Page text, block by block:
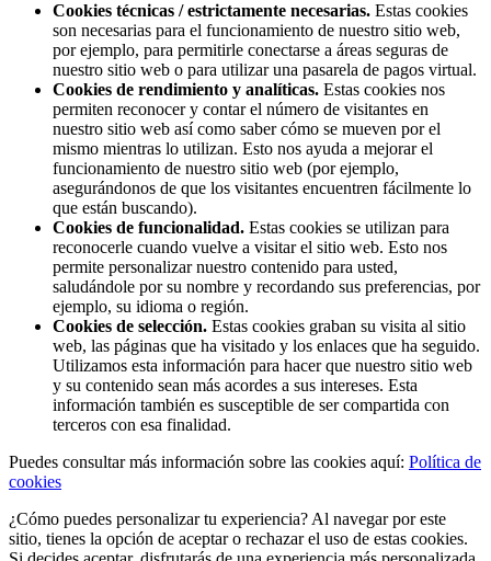
Cookies técnicas / estrictamente necesarias. Estas cookies
son necesarias para el funcionamiento de nuestro sitio web,
por ejemplo, para permitirle conectarse a áreas seguras de
nuestro sitio web o para utilizar una pasarela de pagos virtual.
Cookies de rendimiento y analíticas. Estas cookies nos
permiten reconocer y contar el número de visitantes en
nuestro sitio web así como saber cómo se mueven por el
mismo mientras lo utilizan. Esto nos ayuda a mejorar el
funcionamiento de nuestro sitio web (por ejemplo,
asegurándonos de que los visitantes encuentren fácilmente lo
que están buscando).
Cookies de funcionalidad. Estas cookies se utilizan para
reconocerle cuando vuelve a visitar el sitio web. Esto nos
permite personalizar nuestro contenido para usted,
saludándole por su nombre y recordando sus preferencias, por
ejemplo, su idioma o región.
Cookies de selección. Estas cookies graban su visita al sitio
web, las páginas que ha visitado y los enlaces que ha seguido.
Utilizamos esta información para hacer que nuestro sitio web
y su contenido sean más acordes a sus intereses. Esta
información también es susceptible de ser compartida con
terceros con esa finalidad.
Puedes consultar más información sobre las cookies aquí: Política de
cookies
¿Cómo puedes personalizar tu experiencia? Al navegar por este
sitio, tienes la opción de aceptar o rechazar el uso de estas cookies.